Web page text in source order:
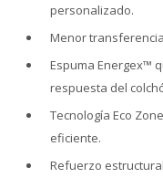
personalizado.
Menor
Espuma Energex™
respuesta del
Tecnología Eco
eficiente.
Refuerzo